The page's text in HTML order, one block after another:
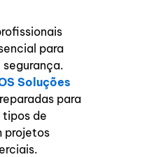
para
Soluções
para
de
projetos